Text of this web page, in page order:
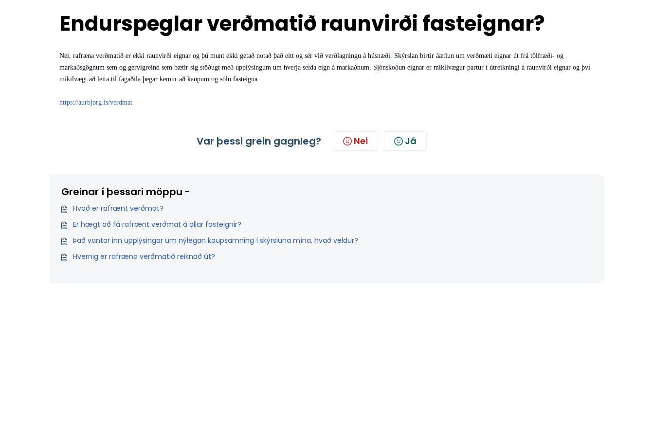
Endurspeglar verðmatið raunvirði fasteignar?
Nei, rafræna verðmatið er ekki raunvirði eignar og þú munt ekki getað notað það eitt og sér við verðlagningu á húsnæði. Skýrslan birtir áætlun um verðmæti eignar út frá tölfræði- og
markaðsgögnum sem og gervigreind sem bætir sig stöðugt með upplýsingum um hverja selda eign á markaðnum. Sjónskoðun eignar er mikilvægur partur í útreikningi á raunvirði eignar og því
mikilvægt að leita til fagaðila þegar kemur að kaupum og sölu fasteigna.
https://aurbjorg.is/verdmat
Var þessi grein gagnleg? Nei Já
Greinar í þessari möppu -
Hvað er rafrænt verðmat?
Er hægt að fá rafrænt verðmat á allar fasteignir?
Það vantar inn upplýsingar um nýlegan kaupsamning í skýrsluna mína, hvað veldur?
Hvernig er rafræna verðmatið reiknað út?